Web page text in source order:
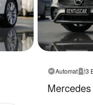
Automat 3